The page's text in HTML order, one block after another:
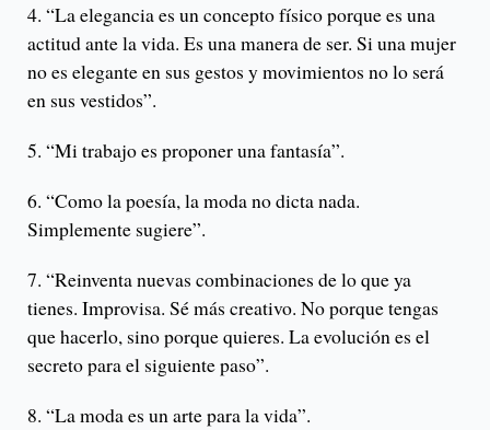
4. “La elegancia es un concepto físico porque es una
actitud ante la vida. Es una manera de ser. Si una mujer
no es elegante en sus gestos y movimientos no lo será
en sus vestidos”.
5. “Mi trabajo es proponer una fantasía”.
6. “Como la poesía, la moda no dicta nada.
Simplemente sugiere”.
7. “Reinventa nuevas combinaciones de lo que ya
tienes. Improvisa. Sé más creativo. No porque tengas
que hacerlo, sino porque quieres. La evolución es el
secreto para el siguiente paso”.
8. “La moda es un arte para la vida”.